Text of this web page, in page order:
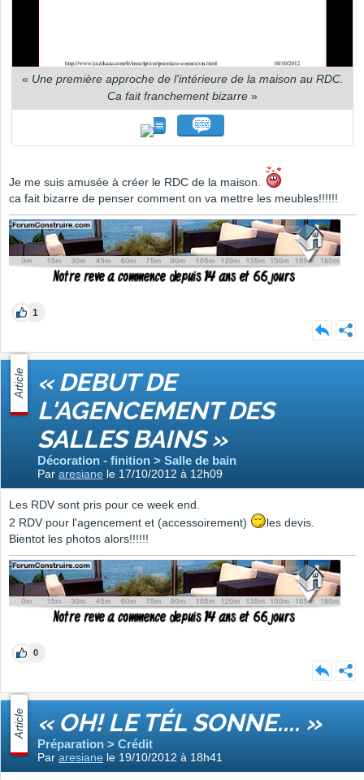
« Une première approche de l'intérieure de la maison au RDC.
Ca fait franchement bizarre »
Je me suis amusée à créer le RDC de la maison.
ca fait bizarre de penser comment on va mettre les meubles!!!!!!
1
Article « DEBUT DE
L'AGENCEMENT DES
SALLES BAINS »
Décoration - finition > Salle de bain
Par aresiane le 17/10/2012 à 12h09
Les RDV sont pris pour ce week end.
2 RDV pour l'agencement et (accessoirement)
les devis.
Bientot les photos alors!!!!!!
0
Article « OH! LE TÉL SONNE.... »
Préparation > Crédit
Par aresiane le 19/10/2012 à 18h41